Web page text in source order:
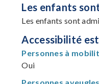
Les enfants
Les enfants sont
Accessibilité
Personnes à
Oui